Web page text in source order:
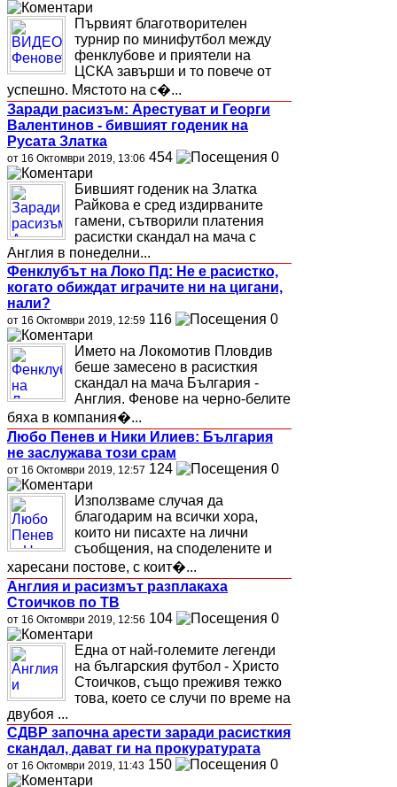
Първият благотворителен
турнир по минифутбол между
фенклубове и приятели на
ЦСКА завърши и то повече от
успешно. Мястото на с�...
Заради расизъм: Арестуват и Георги
Валентинов - бившият годеник на
Русата Златка
от 16 Октомври 2019, 13:06 454 0
Бившият годеник на Златка
Райкова е сред издирваните
гамени, сътворили платения
расистки скандал на мача с
Англия в понеделни...
Фенклубът на Локо Пд: Не е расистко,
когато обиждат играчите ни на цигани,
нали?
от 16 Октомври 2019, 12:59 116 0
Името на Локомотив Пловдив
беше замесено в расисткия
скандал на мача България -
Англия. Фенове на черно-белите
бяха в компания�...
Любо Пенев и Ники Илиев: България
не заслужава този срам
от 16 Октомври 2019, 12:57 124 0
Използваме случая да
благодарим на всички хора,
които ни писахте на лични
съобщения, на споделените и
харесани постове, с коит�...
Англия и расизмът разплакаха
Стоичков по ТВ
от 16 Октомври 2019, 12:56 104 0
Една от най-големите легенди
на българския футбол - Христо
Стоичков, също преживя тежко
това, което се случи по време на
двубоя ...
СДВР започна арести заради расисткия
скандал, дават ги на прокуратурата
от 16 Октомври 2019, 11:43 150 0